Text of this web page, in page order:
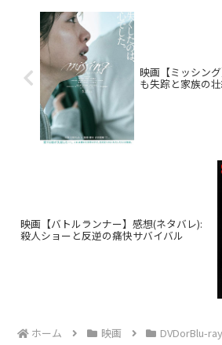
映画【ミッシン
も失踪と家族の
映画【バトルランナー】感想(ネタバレ):
殺人ショーと反逆の痛快サバイバル
ホーム 映画 DVDorBlu-ray